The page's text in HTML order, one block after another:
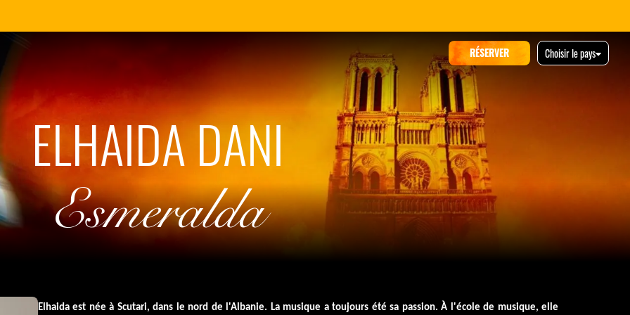
RÉSERVER Choisir le pays
ELHAIDA DANI
Esmeralda
Elhaida est née à Scutari, dans le nord de l'Albanie. La musique a toujours été sa passion. À l'école de musique, elle